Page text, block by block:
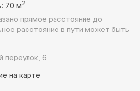
70 м2
прямое расстояние до
расстояние в пути может быть
переулок, 6
на карте